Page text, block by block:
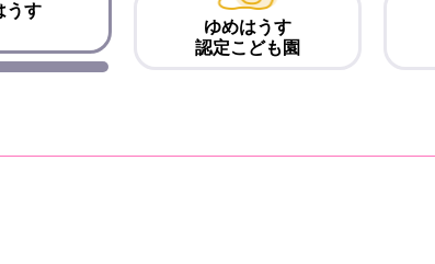
うす
ゆめはうす
認定こども園